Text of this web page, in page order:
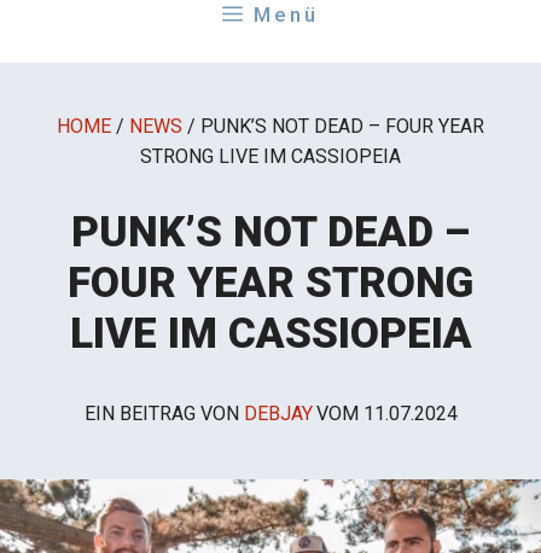
Menü
HOME / NEWS / PUNK’S NOT DEAD – FOUR YEAR
STRONG LIVE IM CASSIOPEIA
PUNK’S NOT DEAD –
FOUR YEAR STRONG
LIVE IM CASSIOPEIA
EIN BEITRAG VON DEBJAYVOM 11.07.2024